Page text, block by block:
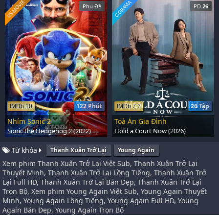
Phụ Đề
122 Phút
IMDb 10
US-MOVIE
Nhím Sonic 2
Sonic the Hedgehog 2 (2022)
PD.26
26 Tập
IMDb 7.7
C-DRAMA
Toà Án Gia Đình
Hold a Court Now (2026)
Từ khóa Thanh Xuân Trở Lại Young Again
Xem phim Thanh Xuân Trở Lại Việt Sub, Thanh Xuân Trở Lại
Thuyết Minh, Thanh Xuân Trở Lại Lồng Tiếng, Thanh Xuân Trở
Lại Full HD, Thanh Xuân Trở Lại Bản Đẹp, Thanh Xuân Trở Lại
Trọn Bộ, Xem phim Young Again Việt Sub, Young Again Thuyết
Minh, Young Again Lồng Tiếng, Young Again Full HD, Young
Again Bản Đẹp, Young Again Trọn Bộ